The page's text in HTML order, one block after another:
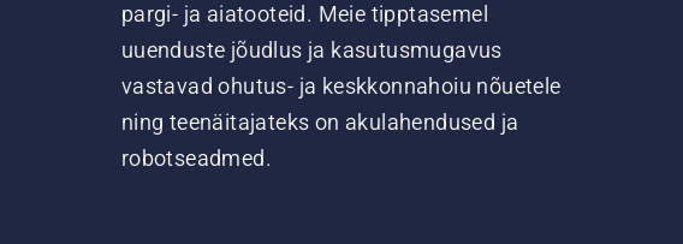
pargi- ja aiatooteid. Meie tipptasemel
uuenduste jõudlus ja kasutusmugavus
vastavad ohutus- ja keskkonnahoiu nõuetele
ning teenäitajateks on akulahendused ja
robotseadmed.